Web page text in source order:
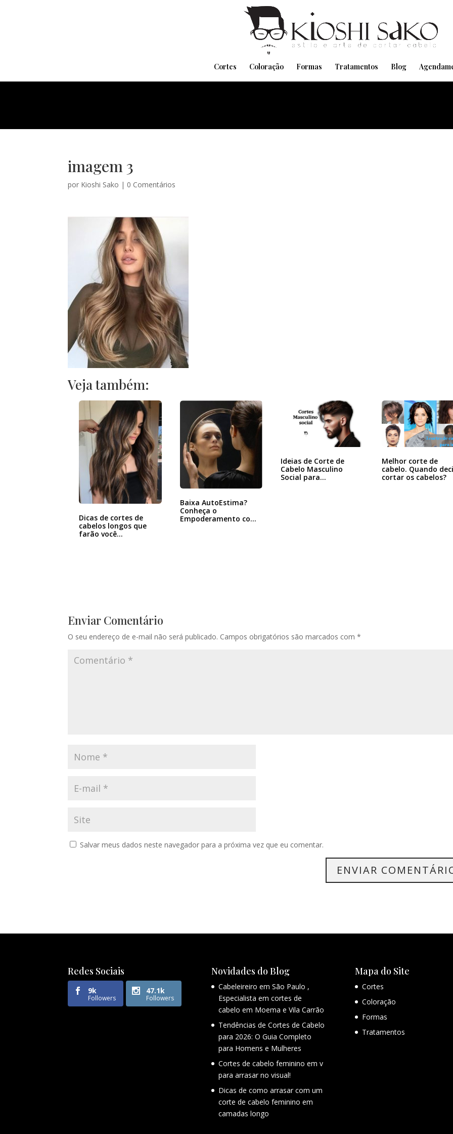
Cortes Coloração Formas Tratamentos Blog
imagem 3
por Kioshi Sako | 0 Comentários
Veja também:
Dicas de cortes de
cabelos longos que
farão você…
Baixa AutoEstima?
Conheça o
Empoderamento com
Ideias de Corte de
Cabelo Masculino
Social para…
Melhor corte de
cabelo. Quando
cortar os cabelos?
Enviar Comentário
O seu endereço de e-mail não será publicado. Campos obrigatórios são marcados com*
Salvar meus dados neste navegador para a próxima vez que eu comentar.
Redes Sociais
9k
Followers
47.1k
Followers
Novidades do Blog
Cabeleireiro em São Paulo ,
Especialista em cortes de
cabelo em Moema e Vila Carrão
Tendências de Cortes de Cabelo
para 2026: O Guia Completo
para Homens e Mulheres
Cortes de cabelo feminino em v
para arrasar no visual!
Dicas de como arrasar com um
corte de cabelo feminino em
camadas longo
Mapa do Site
Cortes
Coloração
Formas
Tratamentos
Pensando em transformar seu Visual??
Agende pelo Whatsapp